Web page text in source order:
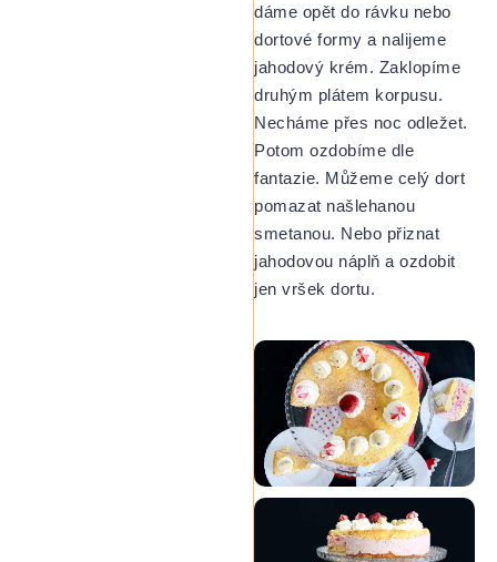
dáme opět do rávku nebo
dortové formy a nalijeme
jahodový krém. Zaklopíme
druhým plátem korpusu.
Necháme přes noc odležet.
Potom ozdobíme dle
fantazie. Můžeme celý dort
pomazat našlehanou
smetanou. Nebo přiznat
jahodovou náplň a ozdobit
jen vršek dortu.